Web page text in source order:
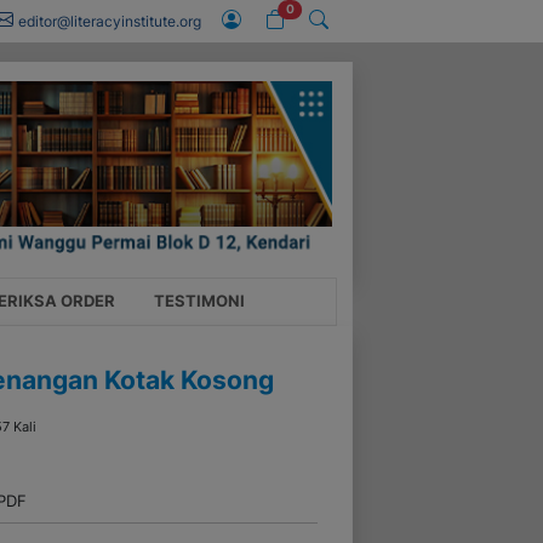
editor@literacyinstitute.org
0
ORDER TESTIMONI
Kotak Kosong
Kali